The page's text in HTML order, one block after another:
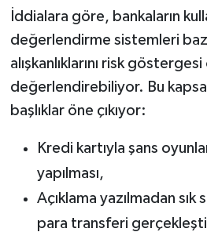
İddialara göre, bankaların
değerlendirme sistemleri
alışkanlıklarını risk
değerlendirebiliyor. Bu
başlıklar öne çıkıyor:
Kredi kartıyla şans
yapılması,
Açıklama yazılmadan sık
para transferi